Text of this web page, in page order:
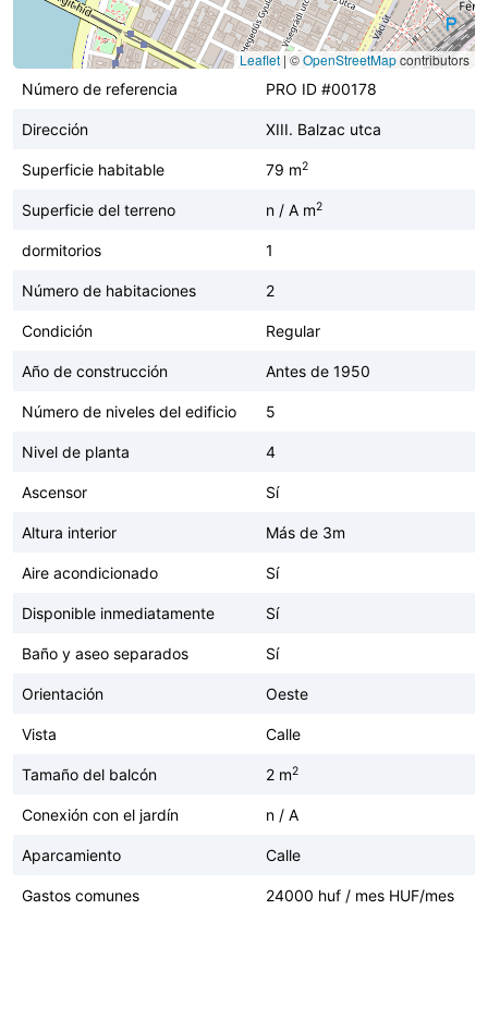
Leaflet | ©OpenStreetMapcontributors
Número de referencia
PRO ID #00178
Dirección XIII. Balzac utca
Superficie habitable 79 m2
Superficie del terreno n / A m2
dormitorios 1
Número de habitaciones 2
Condición Regular
Año de construcción Antes de 1950
Número de niveles del edificio 5
Nivel de planta 4
Ascensor Sí
Altura interior Más de 3m
Aire acondicionado Sí
Disponible inmediatamente Sí
Baño y aseo separados Sí
Orientación Oeste
Vista Calle
Tamaño del balcón 2 m2
Conexión con el jardín n / A
Aparcamiento Calle
Gastos comunes 24000 huf / mes HUF/mes